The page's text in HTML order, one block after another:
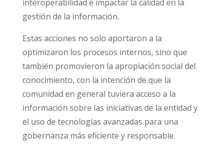
interoperabilidad e impactar la calidad en la
gestión de la información.
Estas acciones no solo aportaron a la
optimizaron los procesos internos, sino que
también promovieron la apropiación social del
conocimiento, con la intención de que la
comunidad en general tuviera acceso a la
información sobre las iniciativas de la entidad y
el uso de tecnologías avanzadas para una
gobernanza más eficiente y responsable.